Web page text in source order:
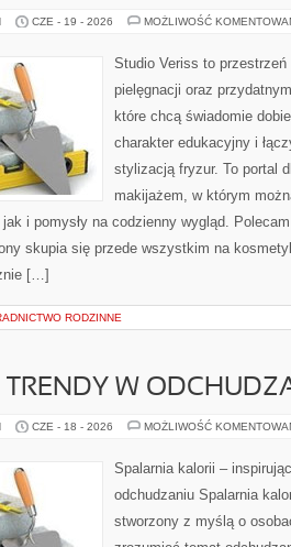
CZE - 19 - 2026 MOŻLIWOŚĆ
Studio Veriss to
pielęgnacji oraz
które chcą świadomie
charakter edukacyjny i
stylizacją fryzur. To portal
makijażem, w którym
i pomysły na codzienny wygląd.
skupia się przede wszystkim na
[…]
RODZINNE
TRENDY W
CZE - 18 - 2026 MOŻLIWOŚĆ
Spalarnia kalorii –
odchudzaniu Spalarnia
stworzony z myślą o